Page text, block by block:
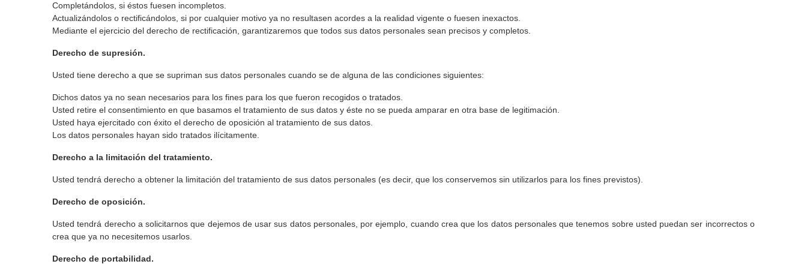
Completándolos, si éstos fuesen incompletos.
Actualizándolos o rectificándolos, si por cualquier motivo ya no resultasen acordes a la realidad vigente o fuesen inexactos.
Mediante el ejercicio del derecho de rectificación, garantizaremos que todos sus datos personales sean precisos y completos.
Derecho de supresión.
Usted tiene derecho a que se supriman sus datos personales cuando se de alguna de las condiciones siguientes:
Dichos datos ya no sean necesarios para los fines para los que fueron recogidos o tratados.
Usted retire el consentimiento en que basamos el tratamiento de sus datos y éste no se pueda amparar en otra base de legitimación.
Usted haya ejercitado con éxito el derecho de oposición al tratamiento de sus datos.
Los datos personales hayan sido tratados ilícitamente.
Derecho a la limitación del tratamiento.
Usted tendrá derecho a obtener la limitación del tratamiento de sus datos personales (es decir, que los conservemos sin utilizarlos para los fines previstos).
Derecho de oposición.
Usted tendrá derecho a solicitarnos que dejemos de usar sus datos personales, por ejemplo, cuando crea que los datos personales que tenemos sobre usted puedan ser incorrectos o
crea que ya no necesitemos usarlos.
Derecho de portabilidad.